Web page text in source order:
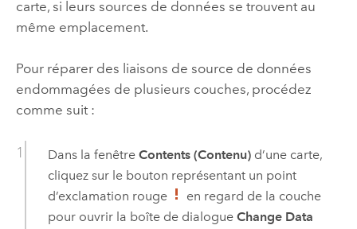
carte, si leurs sources de données se trouvent au
même emplacement.
Pour réparer des liaisons de source de données
endommagées de plusieurs couches, procédez
comme suit :
Dans la fenêtre Contents (Contenu)d’une carte,
cliquez sur le bouton représentant un point
d’exclamation rouge
en regard de la couche
pour ouvrir la boîte de dialogue Change Data